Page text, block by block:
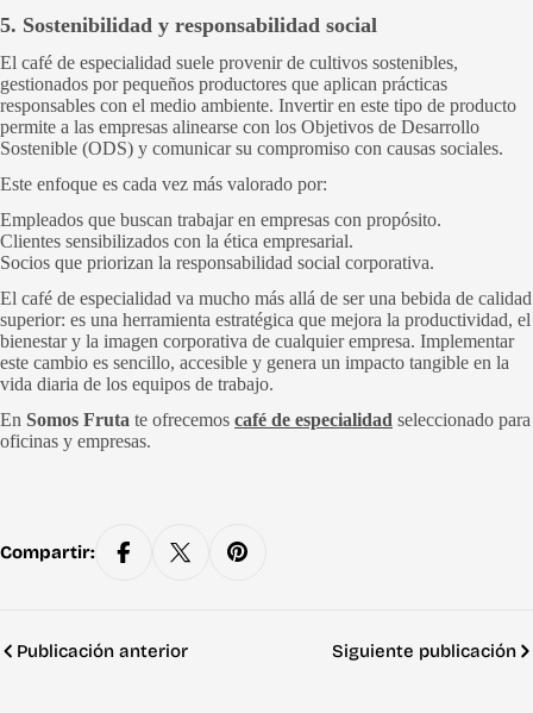
5. Sostenibilidad y responsabilidad social
El café de especialidad suele provenir de cultivos sostenibles,
gestionados por pequeños productores que aplican prácticas
responsables con el medio ambiente. Invertir en este tipo de producto
permite a las empresas alinearse con los Objetivos de Desarrollo
Sostenible (ODS) y comunicar su compromiso con causas sociales.
Este enfoque es cada vez más valorado por:
Empleados que buscan trabajar en empresas con propósito.
Clientes sensibilizados con la ética empresarial.
Socios que priorizan la responsabilidad social corporativa.
El café de especialidad va mucho más allá de ser una bebida de calidad
superior: es una herramienta estratégica que mejora la productividad, el
bienestar y la imagen corporativa de cualquier empresa. Implementar
este cambio es sencillo, accesible y genera un impacto tangible en la
vida diaria de los equipos de trabajo.
En Somos Fruta te ofrecemos café de especialidad seleccionado para
oficinas y empresas.
Compartir:
Publicación anterior Siguiente publicación